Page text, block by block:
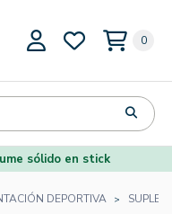
0
sólido en stick
DEPORTIVA